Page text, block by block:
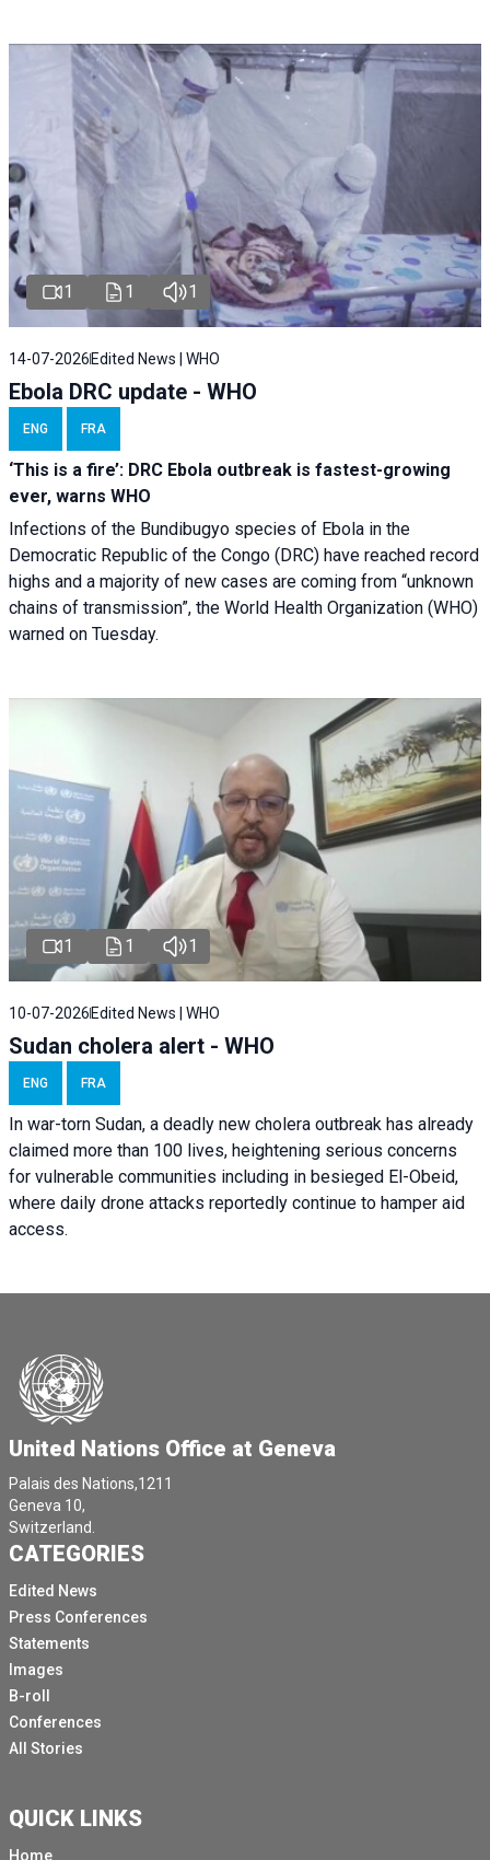
1 1 1
14-07-2026 Edited News | WHO
Ebola DRC update - WHO
ENG FRA
‘This is a fire’: DRC Ebola outbreak is fastest-growing
ever, warns WHO
Infections of the Bundibugyo species of Ebola in the
Democratic Republic of the Congo (DRC) have reached record
highs and a majority of new cases are coming from “unknown
chains of transmission”, the World Health Organization (WHO)
warned on Tuesday.
1 1 1
10-07-2026 Edited News | WHO
Sudan cholera alert - WHO
ENG FRA
In war-torn Sudan, a deadly new cholera outbreak has already
claimed more than 100 lives, heightening serious concerns
for vulnerable communities including in besieged El-Obeid,
where daily drone attacks reportedly continue to hamper aid
access.
United Nations Office at Geneva
Palais des Nations,1211
Geneva 10,
Switzerland.
CATEGORIES
Edited News
Press Conferences
Statements
Images
B-roll
Conferences
All Stories
QUICK LINKS
Home